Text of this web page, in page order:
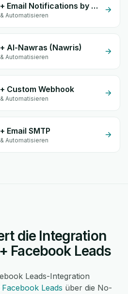
Digylog + Email Notifications by eGrow
Automatisieren
Al-Nawras (Nawris)
Automatisieren
Custom Webhook
Automatisieren
Email SMTP
Automatisieren
die Integration
Facebook Leads
Leads-Integration
Facebook Leads über die No-